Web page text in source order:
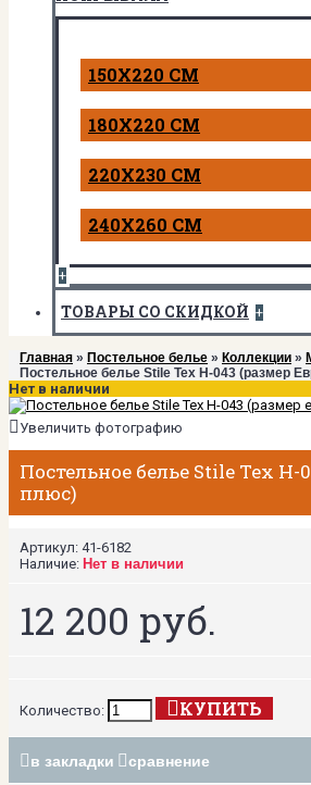
150Х220 СМ
180Х220 СМ
220Х230 СМ
240Х260 СМ
+
ТОВАРЫ СО СКИДКОЙ +
Главная » Постельное белье » Коллекции »
Постельное белье Stile Tex H-043 (размер
Нет в наличии
Увеличить фотографию
Постельное белье Stile Tex H-
плюс)
Артикул: 41-6182
Наличие: Нет в наличии
12 200 руб.
Количество: КУПИТЬ
в закладки сравнение